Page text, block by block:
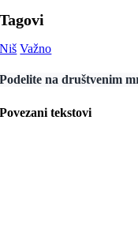
Tagovi
Niš Važno
Podelite na društvenim
Povezani tekstovi